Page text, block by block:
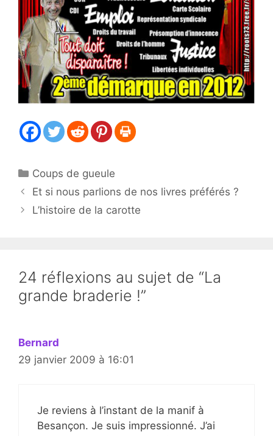
Catégories
Coups de gueule
Et si nous parlions de nos livres préférés ?
L’histoire de la carotte
24 réflexions au sujet de “La
grande braderie !”
Bernard
29 janvier 2009 à 16:01
Je reviens à l’instant de la manif à
Besançon. Je suis impressionné. J’ai